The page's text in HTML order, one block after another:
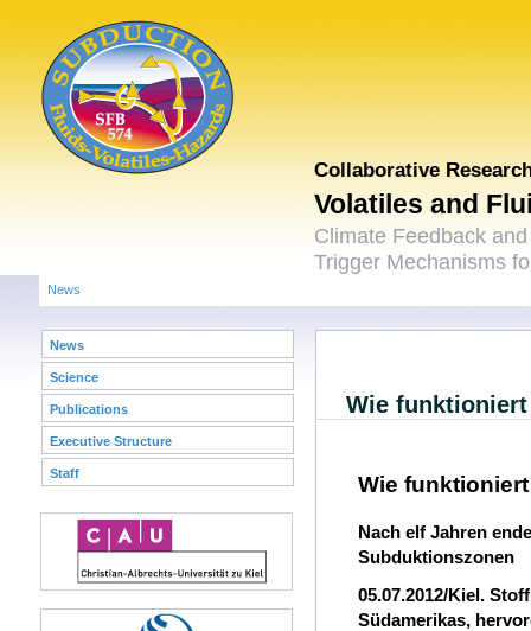
Collaborative
Volatiles and
Climate Feedback and
Trigger Mechanisms
News
News
Science
Publications
Executive Structure
Staff
Wie
Wie
Nach elf Jahren
Subduktionszonen
05.07.2012/Kiel.
Südamerikas,